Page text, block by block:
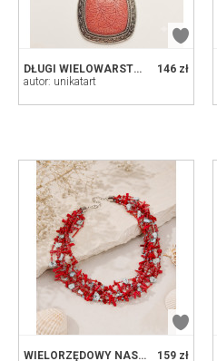
146 zł
DŁUGI WIELOWARSTWOWY NASZYJNIK KORALOWY Z DUŻYM RÓŻOWYM WISIOREM W STYLU VINTAGE
autor: unikatart
159 zł
WIELORZĘDOWY NASZYJNIK KORALOWY Z AKCENTAMI TURKUSOWYMI